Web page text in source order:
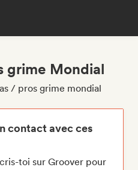
grime Mondial
/ pros grime mondial
contact avec ces
toi sur Groover pour